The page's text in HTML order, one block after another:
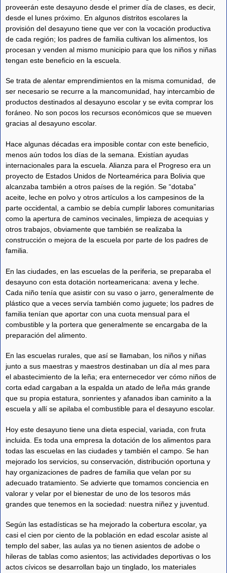
proveerán este desayuno desde el primer día de clases, es decir,
desde el lunes próximo. En algunos distritos escolares la
provisión del desayuno tiene que ver con la vocación productiva
de cada región; los padres de familia cultivan los alimentos, los
procesan y venden al mismo municipio para que los niños y niñas
tengan este beneficio en la escuela.
Se trata de alentar emprendimientos en la misma comunidad, de
ser necesario se recurre a la mancomunidad, hay intercambio de
productos destinados al desayuno escolar y se evita comprar los
foráneo. No son pocos los recursos económicos que se mueven
gracias al desayuno escolar.
Hace algunas décadas era imposible contar con este beneficio,
menos aún todos los días de la semana. Existían ayudas
internacionales para la escuela. Alianza para el Progreso era un
proyecto de Estados Unidos de Norteamérica para Bolivia que
alcanzaba también a otros países de la región. Se “dotaba”
aceite, leche en polvo y otros artículos a los campesinos de la
parte occidental, a cambio se debía cumplir labores comunitarias
como la apertura de caminos vecinales, limpieza de acequias y
otros trabajos, obviamente que también se realizaba la
construcción o mejora de la escuela por parte de los padres de
familia.
En las ciudades, en las escuelas de la periferia, se preparaba el
desayuno con esta dotación norteamericana: avena y leche.
Cada niño tenía que asistir con su vaso o jarro, generalmente de
plástico que a veces servía también como juguete; los padres de
familia tenían que aportar con una cuota mensual para el
combustible y la portera que generalmente se encargaba de la
preparación del alimento.
En las escuelas rurales, que así se llamaban, los niños y niñas
junto a sus maestras y maestros destinaban un día al mes para
el abastecimiento de la leña; era enternecedor ver cómo niños de
corta edad cargaban a la espalda un atado de leña más grande
que su propia estatura, sonrientes y afanados iban caminito a la
escuela y allí se apilaba el combustible para el desayuno escolar.
Hoy este desayuno tiene una dieta especial, variada, con fruta
incluida. Es toda una empresa la dotación de los alimentos para
todas las escuelas en las ciudades y también el campo. Se han
mejorado los servicios, su conservación, distribución oportuna y
hay organizaciones de padres de familia que velan por su
adecuado tratamiento. Se advierte que tomamos conciencia en
valorar y velar por el bienestar de uno de los tesoros más
grandes que tenemos en la sociedad: nuestra niñez y juventud.
Según las estadísticas se ha mejorado la cobertura escolar, ya
casi el cien por ciento de la población en edad escolar asiste al
templo del saber, las aulas ya no tienen asientos de adobe o
hileras de tablas como asientos; las actividades deportivas o los
actos cívicos se desarrollan bajo un tinglado, los materiales